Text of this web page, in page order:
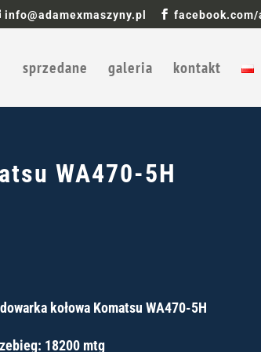
info@adamexmaszyny.pl facebook.com/
sprzedane galeria kontakt
WA470-5H
kołowa Komatsu WA470-5H
18200 mtg